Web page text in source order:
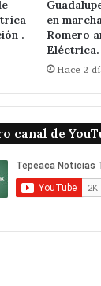
.
en
Romero
Eléctrica.
Hace 2
canal de